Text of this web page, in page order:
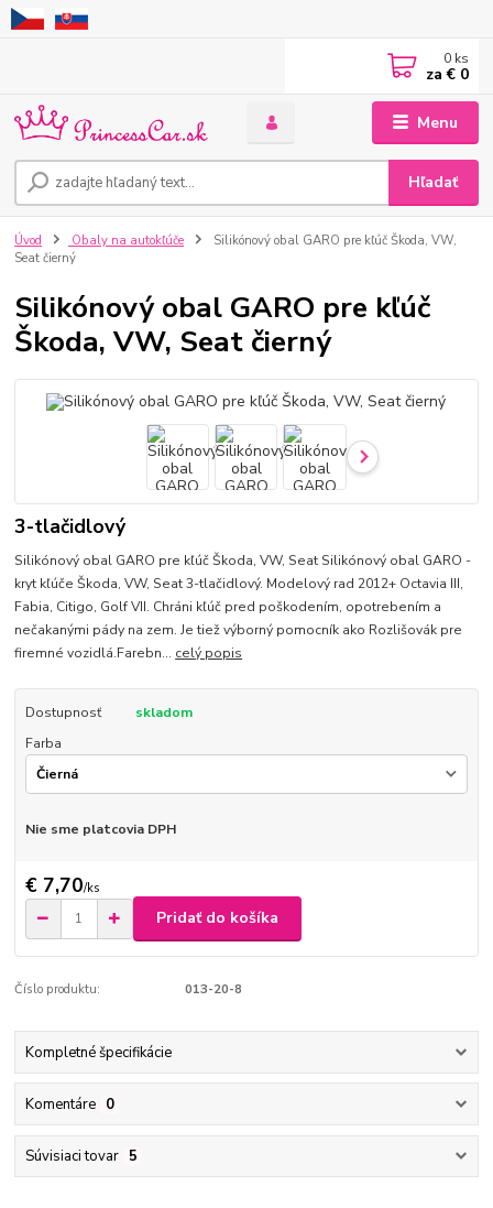
Menu
Hľadať
0 ks
za € 0
Úvod Obaly na autokľúče
Silikónový obal GARO pre kľúč Škoda, VW,
Seat čierný
Silikónový obal GARO pre kľúč
Škoda, VW, Seat čierný
3-tlačidlový
Silikónový obal GARO pre kľúč Škoda, VW, Seat Silikónový obal GARO -
kryt kľúče Škoda, VW, Seat 3-tlačidlový. Modelový rad 2012+ Octavia III,
Fabia, Citigo, Golf VII. Chráni kľúč pred poškodením, opotrebením a
nečakanými pády na zem. Je tiež výborný pomocník ako Rozlišovák pre
firemné vozidlá.Farebn... celý popis
Dostupnosť
skladom
Farba
Nie sme platcovia DPH
€ 7,70/ks
Pridať do košíka
Číslo produktu: 013-20-8
Kompletné špecifikácie
Komentáre 0
Súvisiaci tovar 5